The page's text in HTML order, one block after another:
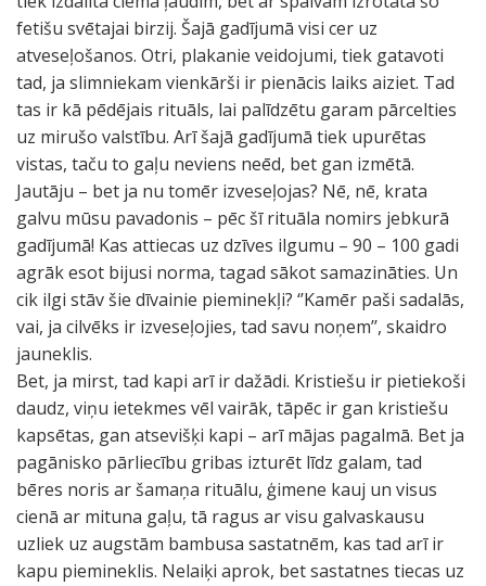
fetišu svētajai birzij. Šajā gadījumā visi cer uz
atveseļošanos. Otri, plakanie veidojumi, tiek gatavoti
tad, ja slimniekam vienkārši ir pienācis laiks aiziet. Tad
tas ir kā pēdējais rituāls, lai palīdzētu garam pārcelties
uz mirušo valstību. Arī šajā gadījumā tiek upurētas
vistas, taču to gaļu neviens neēd, bet gan izmētā.
Jautāju – bet ja nu tomēr izveseļojas? Nē, nē, krata
galvu mūsu pavadonis – pēc šī rituāla nomirs jebkurā
gadījumā! Kas attiecas uz dzīves ilgumu – 90 – 100 gadi
agrāk esot bijusi norma, tagad sākot samazināties. Un
cik ilgi stāv šie dīvainie pieminekļi? ‘’Kamēr paši sadalās,
vai, ja cilvēks ir izveseļojies, tad savu noņem’’, skaidro
jauneklis.
Bet, ja mirst, tad kapi arī ir dažādi. Kristiešu ir pietiekoši
daudz, viņu ietekmes vēl vairāk, tāpēc ir gan kristiešu
kapsētas, gan atsevišķi kapi – arī mājas pagalmā. Bet ja
pagānisko pārliecību gribas izturēt līdz galam, tad
bēres noris ar šamaņa rituālu, ģimene kauj un visus
cienā ar mituna gaļu, tā ragus ar visu galvaskausu
uzliek uz augstām bambusa sastatnēm, kas tad arī ir
kapu piemineklis. Nelaiķi aprok, bet sastatnes tiecas uz